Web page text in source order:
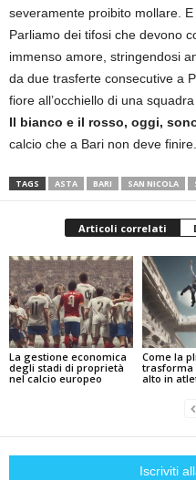
severamente proibito mollare.
Parliamo dei tifosi che devono
immenso amore, stringendosi
da due trasferte consecutive a
fiore all’occhiello di una
Il bianco e il rosso, oggi,
calcio che a Bari non deve finire.
TAGS ASTA BARI SAN NICOLA
Articoli correlati
La gestione economica
degli stadi di proprietà
nel calcio europeo
Come la
trasforma
alto in
Iscriviti